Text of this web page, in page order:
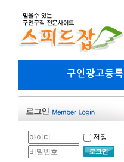
구인광고등록
저장